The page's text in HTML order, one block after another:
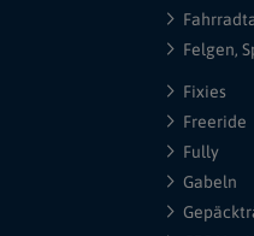
Felgen,
Fixies
Freeride
Fully
Gabeln